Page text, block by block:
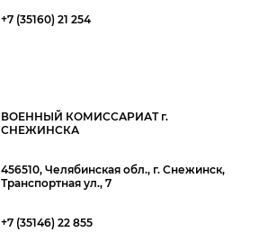
+7 (35160) 21 254
ВОЕННЫЙ КОМИССАРИАТ г.
СНЕЖИНСКА
456510, Челябинская обл., г. Снежинск,
Транспортная ул., 7
+7 (35146) 22 855